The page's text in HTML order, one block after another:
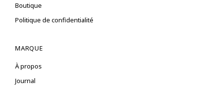
Boutique
Politique de confidentialité
MARQUE
À propos
Journal